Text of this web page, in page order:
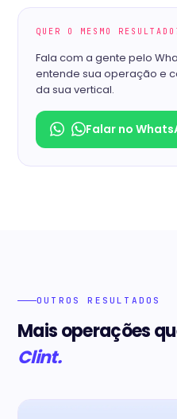
QUER O MESMO
Fala com a gente pelo
entende sua operação e
da sua vertical.
Falar no
OUTROS RESULTADOS
Mais operações
Clint.